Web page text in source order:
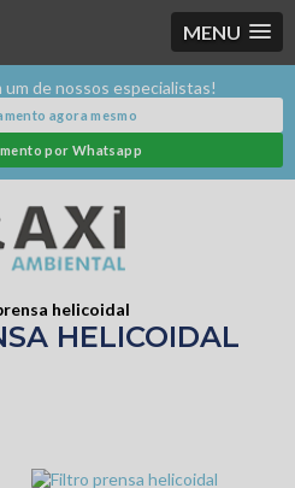
MENU
de nossos especialistas!
agora mesmo
por Whatsapp
helicoidal
HELICOIDAL